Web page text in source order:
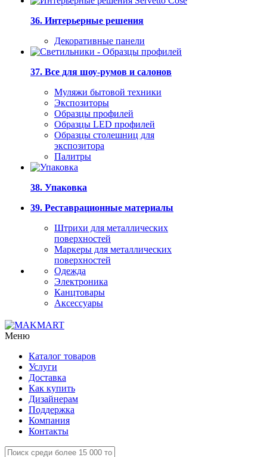
36. Интерьерные решения
Декоративные панели
37. Все для шоу-румов и салонов
Муляжи бытовой техники
Экспозиторы
Образцы профилей
Образцы LED профилей
Образцы столешниц для
экспозитора
Палитры
38. Упаковка
39. Реставрационные материалы
Штрихи для металлических
поверхностей
Маркеры для металлических
поверхностей
Одежда
Электроника
Канцтовары
Аксессуары
Меню
Каталог товаров
Услуги
Доставка
Как купить
Дизайнерам
Поддержка
Компания
Контакты